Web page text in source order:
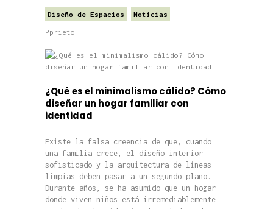
Diseño de Espacios Noticias
Pprieto
¿Qué es el minimalismo cálido? Cómo
diseñar un hogar familiar con
identidad
Existe la falsa creencia de que, cuando
una familia crece, el diseño interior
sofisticado y la arquitectura de líneas
limpias deben pasar a un segundo plano.
Durante años, se ha asumido que un hogar
donde viven niños está irremediablemente